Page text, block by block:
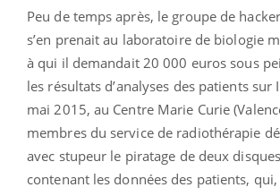
Peu de temps après, le groupe de
s’en prenait au laboratoire de biologie
à qui il demandait 20 000 euros sous
les résultats d’analyses des patients sur
mai 2015, au Centre Marie Curie
membres du service de radiothérapie
avec stupeur le piratage de deux
contenant les données des patients,